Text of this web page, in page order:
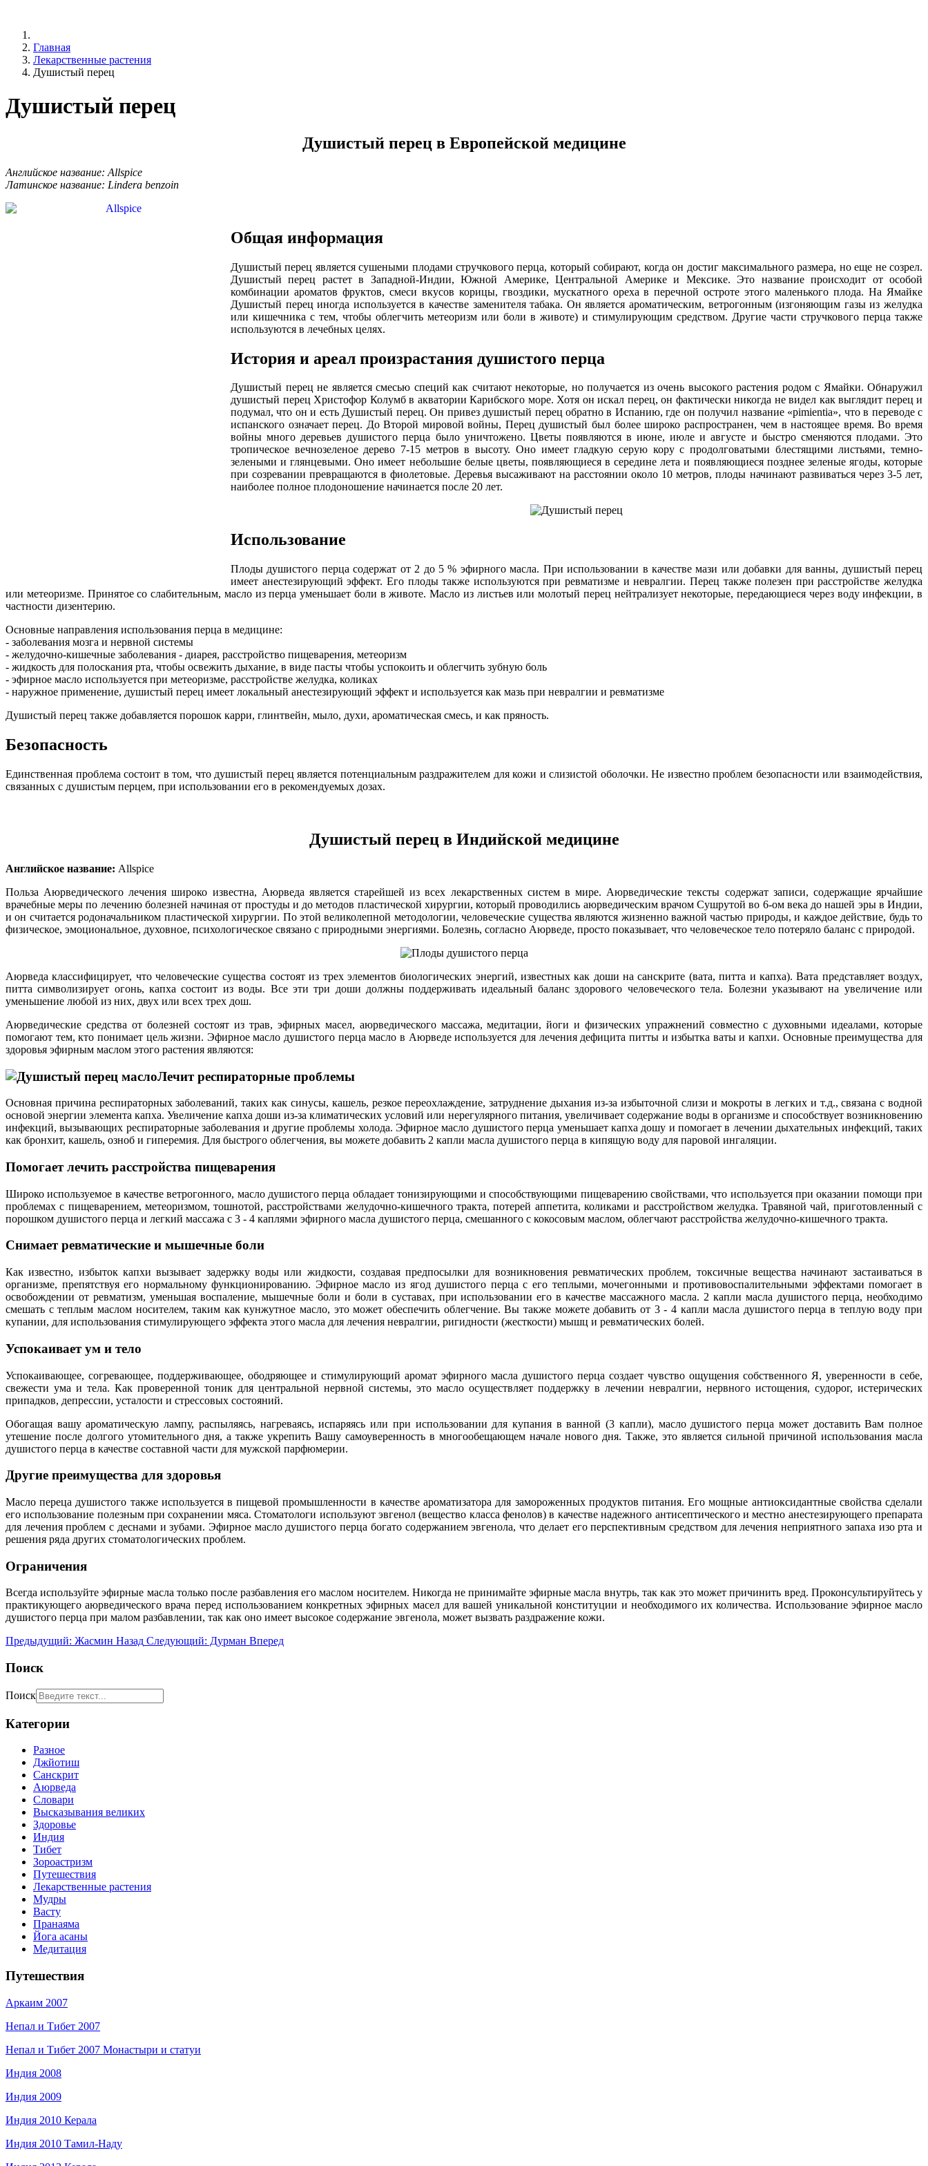
Главная
Лекарственные растения
Душистый перец
Душистый перец
Душистый перец в Европейской медицине
Английское название: Allspice
Латинское название: Lindera benzoin
Общая информация
Душистый перец является сушеными плодами стручкового перца, который собирают, когда он достиг максимального размера, но еще не созрел.
Душистый перец растет в Западной-Индии, Южной Америке, Центральной Америке и Мексике. Это название происходит от особой
комбинации ароматов фруктов, смеси вкусов корицы, гвоздики, мускатного ореха в перечной остроте этого маленького плода. На Ямайке
Душистый перец иногда используется в качестве заменителя табака. Он является ароматическим, ветрогонным (изгоняющим газы из желудка
или кишечника с тем, чтобы облегчить метеоризм или боли в животе) и стимулирующим средством. Другие части стручкового перца также
используются в лечебных целях.
История и ареал произрастания душистого перца
Душистый перец не является смесью специй как считают некоторые, но получается из очень высокого растения родом с Ямайки. Обнаружил
душистый перец Христофор Колумб в акватории Карибского море. Хотя он искал перец, он фактически никогда не видел как выглядит перец и
подумал, что он и есть Душистый перец. Он привез душистый перец обратно в Испанию, где он получил название «pimientia», что в переводе с
испанского означает перец. До Второй мировой войны, Перец душистый был более широко распространен, чем в настоящее время. Во время
войны много деревьев душистого перца было уничтожено. Цветы появляются в июне, июле и августе и быстро сменяются плодами. Это
тропическое вечнозеленое дерево 7-15 метров в высоту. Оно имеет гладкую серую кору с продолговатыми блестящими листьями, темно-
зелеными и глянцевыми. Оно имеет небольшие белые цветы, появляющиеся в середине лета и появляющиеся позднее зеленые ягоды, которые
при созревании превращаются в фиолетовые. Деревья высаживают на расстоянии около 10 метров, плоды начинают развиваться через 3-5 лет,
наиболее полное плодоношение начинается после 20 лет.
Использование
Плоды душистого перца содержат от 2 до 5 % эфирного масла. При использовании в качестве мази или добавки для ванны, душистый перец
имеет анестезирующий эффект. Его плоды также используются при ревматизме и невралгии. Перец также полезен при расстройстве желудка
или метеоризме. Принятое со слабительным, масло из перца уменьшает боли в животе. Масло из листьев или молотый перец нейтрализует некоторые, передающиеся через воду инфекции, в
частности дизентерию.
Основные направления использования перца в медицине:
- заболевания мозга и нервной системы
- желудочно-кишечные заболевания - диарея, расстройство пищеварения, метеоризм
- жидкость для полоскания рта, чтобы освежить дыхание, в виде пасты чтобы успокоить и облегчить зубную боль
- эфирное масло используется при метеоризме, расстройстве желудка, коликах
- наружное применение, душистый перец имеет локальный анестезирующий эффект и используется как мазь при невралгии и ревматизме
Душистый перец также добавляется порошок карри, глинтвейн, мыло, духи, ароматическая смесь, и как пряность.
Безопасность
Единственная проблема состоит в том, что душистый перец является потенциальным раздражителем для кожи и слизистой оболочки. Не известно проблем безопасности или взаимодействия,
связанных с душистым перцем, при использовании его в рекомендуемых дозах.
Душистый перец в Индийской медицине
Английское название: Allspice
Польза Аюрведического лечения широко известна, Аюрведа является старейшей из всех лекарственных систем в мире. Аюрведические тексты содержат записи, содержащие ярчайшие
врачебные меры по лечению болезней начиная от простуды и до методов пластической хирургии, который проводились аюрведическим врачом Сушрутой во 6-ом века до нашей эры в Индии,
и он считается родоначальником пластической хирургии. По этой великолепной методологии, человеческие существа являются жизненно важной частью природы, и каждое действие, будь то
физическое, эмоциональное, духовное, психологическое связано с природными энергиями. Болезнь, согласно Аюрведе, просто показывает, что человеческое тело потеряло баланс с природой.
Аюрведа классифицирует, что человеческие существа состоят из трех элементов биологических энергий, известных как доши на санскрите (вата, питта и капха). Вата представляет воздух,
питта символизирует огонь, капха состоит из воды. Все эти три доши должны поддерживать идеальный баланс здорового человеческого тела. Болезни указывают на увеличение или
уменьшение любой из них, двух или всех трех дош.
Аюрведические средства от болезней состоят из трав, эфирных масел, аюрведического массажа, медитации, йоги и физических упражнений совместно с духовными идеалами, которые
помогают тем, кто понимает цель жизни. Эфирное масло душистого перца масло в Аюрведе используется для лечения дефицита питты и избытка ваты и капхи. Основные преимущества для
здоровья эфирным маслом этого растения являются:
Лечит респираторные проблемы
Основная причина респираторных заболеваний, таких как синусы, кашель, резкое переохлаждение, затруднение дыхания из-за избыточной слизи и мокроты в легких и т.д., связана с водной
основой энергии элемента капха. Увеличение капха доши из-за климатических условий или нерегулярного питания, увеличивает содержание воды в организме и способствует возникновению
инфекций, вызывающих респираторные заболевания и другие проблемы холода. Эфирное масло душистого перца уменьшает капха дошу и помогает в лечении дыхательных инфекций, таких
как бронхит, кашель, озноб и гиперемия. Для быстрого облегчения, вы можете добавить 2 капли масла душистого перца в кипящую воду для паровой ингаляции.
Помогает лечить расстройства пищеварения
Широко используемое в качестве ветрогонного, масло душистого перца обладает тонизирующими и способствующими пищеварению свойствами, что используется при оказании помощи при
проблемах с пищеварением, метеоризмом, тошнотой, расстройствами желудочно-кишечного тракта, потерей аппетита, коликами и расстройством желудка. Травяной чай, приготовленный с
порошком душистого перца и легкий массажа с 3 - 4 каплями эфирного масла душистого перца, смешанного с кокосовым маслом, облегчают расстройства желудочно-кишечного тракта.
Снимает ревматические и мышечные боли
Как известно, избыток капхи вызывает задержку воды или жидкости, создавая предпосылки для возникновения ревматических проблем, токсичные вещества начинают застаиваться в
организме, препятствуя его нормальному функционированию. Эфирное масло из ягод душистого перца с его теплыми, мочегонными и противовоспалительными эффектами помогает в
освобождении от ревматизм, уменьшая воспаление, мышечные боли и боли в суставах, при использовании его в качестве массажного масла. 2 капли масла душистого перца, необходимо
смешать с теплым маслом носителем, таким как кунжутное масло, это может обеспечить облегчение. Вы также можете добавить от 3 - 4 капли масла душистого перца в теплую воду при
купании, для использования стимулирующего эффекта этого масла для лечения невралгии, ригидности (жесткости) мышц и ревматических болей.
Успокаивает ум и тело
Успокаивающее, согревающее, поддерживающее, ободряющее и стимулирующий аромат эфирного масла душистого перца создает чувство ощущения собственного Я, уверенности в себе,
свежести ума и тела. Как проверенной тоник для центральной нервной системы, это масло осуществляет поддержку в лечении невралгии, нервного истощения, судорог, истерических
припадков, депрессии, усталости и стрессовых состояний.
Обогащая вашу ароматическую лампу, распыляясь, нагреваясь, испаряясь или при использовании для купания в ванной (3 капли), масло душистого перца может доставить Вам полное
утешение после долгого утомительного дня, а также укрепить Вашу самоуверенность в многообещающем начале нового дня. Также, это является сильной причиной использования масла
душистого перца в качестве составной части для мужской парфюмерии.
Другие преимущества для здоровья
Масло переца душистого также используется в пищевой промышленности в качестве ароматизатора для замороженных продуктов питания. Его мощные антиоксидантные свойства сделали
его использование полезным при сохранении мяса. Стоматологи используют эвгенол (вещество класса фенолов) в качестве надежного антисептического и местно анестезирующего препарата
для лечения проблем с деснами и зубами. Эфирное масло душистого перца богато содержанием эвгенола, что делает его перспективным средством для лечения неприятного запаха изо рта и
решения ряда других стоматологических проблем.
Ограничения
Всегда используйте эфирные масла только после разбавления его маслом носителем. Никогда не принимайте эфирные масла внутрь, так как это может причинить вред. Проконсультируйтесь у
практикующего аюрведического врача перед использованием конкретных эфирных масел для вашей уникальной конституции и необходимого их количества. Использование эфирное масло
душистого перца при малом разбавлении, так как оно имеет высокое содержание эвгенола, может вызвать раздражение кожи.
Предыдущий: Жасмин Назад Следующий: Дурман Вперед
Поиск
Поиск
Категории
Разное
Джйотиш
Санскрит
Аюрведа
Словари
Высказывания великих
Здоровье
Индия
Тибет
Зороастризм
Путешествия
Лекарственные растения
Мудры
Васту
Пранаяма
Йога асаны
Медитация
Путешествия
Аркаим 2007
Непал и Тибет 2007
Непал и Тибет 2007 Монастыри и статуи
Индия 2008
Индия 2009
Индия 2010 Керала
Индия 2010 Тамил-Наду